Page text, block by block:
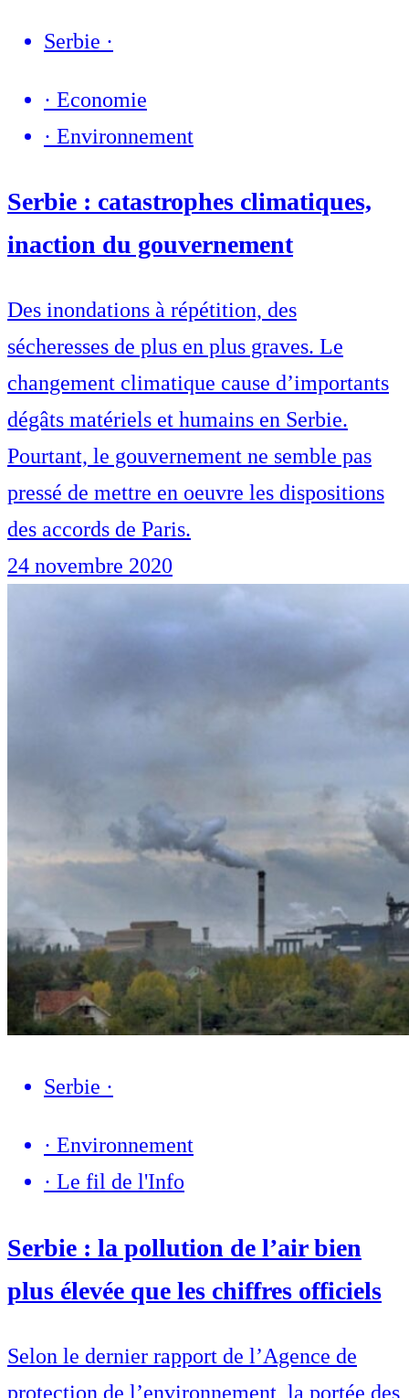
Serbie ·
· Economie
· Environnement
Serbie : catastrophes climatiques,
inaction du gouvernement
Des inondations à répétition, des
sécheresses de plus en plus graves. Le
changement climatique cause d’importants
dégâts matériels et humains en Serbie.
Pourtant, le gouvernement ne semble pas
pressé de mettre en oeuvre les dispositions
des accords de Paris.
24 novembre 2020
Serbie ·
· Environnement
· Le fil de l'Info
Serbie : la pollution de l’air bien
plus élevée que les chiffres officiels
Selon le dernier rapport de l’Agence de
protection de l’environnement, la portée des